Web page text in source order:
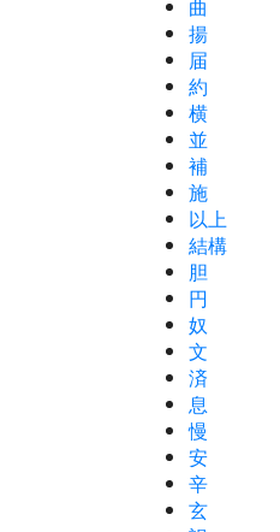
曲
揚
届
約
横
並
補
施
以上
結構
胆
円
奴
文
済
息
慢
安
辛
玄